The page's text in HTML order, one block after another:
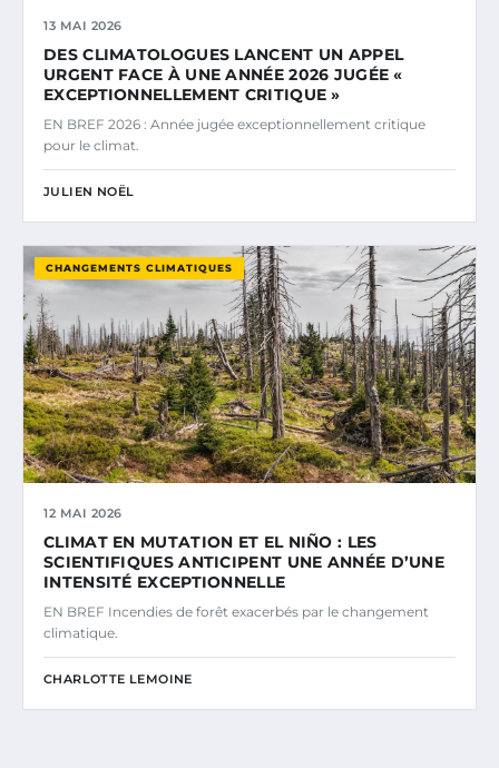
13 MAI 2026
DES CLIMATOLOGUES LANCENT UN APPEL
URGENT FACE À UNE ANNÉE 2026 JUGÉE «
EXCEPTIONNELLEMENT CRITIQUE »
EN BREF 2026 : Année jugée exceptionnellement critique
pour le climat.
JULIEN NOËL
CHANGEMENTS CLIMATIQUES
12 MAI 2026
CLIMAT EN MUTATION ET EL NIÑO : LES
SCIENTIFIQUES ANTICIPENT UNE ANNÉE D’UNE
INTENSITÉ EXCEPTIONNELLE
EN BREF Incendies de forêt exacerbés par le changement
climatique.
CHARLOTTE LEMOINE